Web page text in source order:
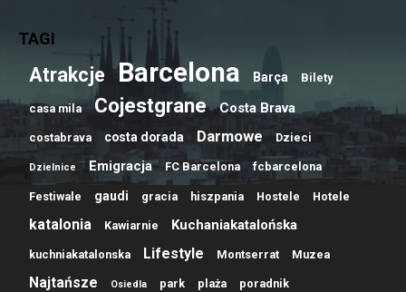
TAGI
Atrakcje Barcelona Barça Bilety
casa mila Cojestgrane Costa Brava
costabrava costa dorada Darmowe Dzieci
Dzielnice Emigracja FC Barcelona fcbarcelona
Festiwale gaudi gracia hiszpania Hostele Hotele
katalonia Kawiarnie Kuchaniakatalońska
kuchniakatalonska Lifestyle Montserrat Muzea
Najtańsze Osiedla park plaża poradnik